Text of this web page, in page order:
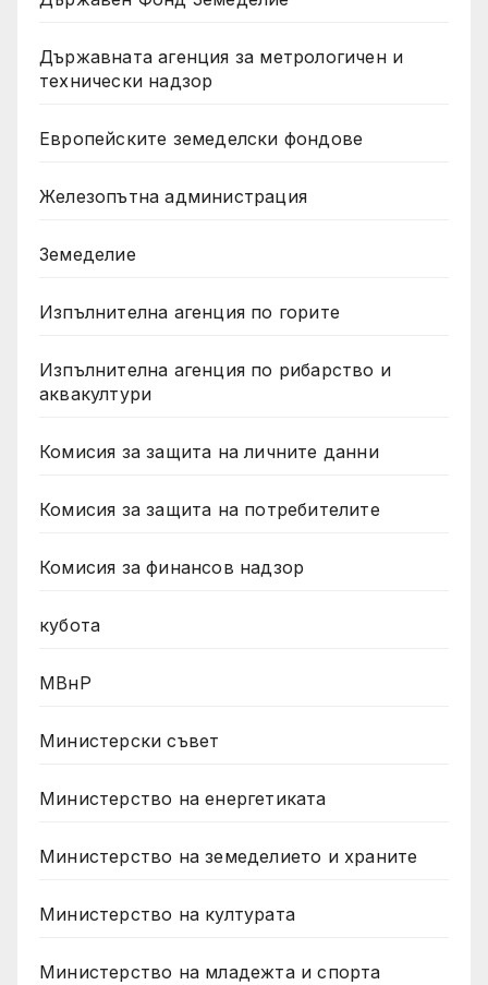
Държавната агенция за метрологичен и
технически надзор
Европейските земеделски фондове
Железопътна администрация
Земеделие
Изпълнителна агенция по горите
Изпълнителна агенция по рибарство и
аквакултури
Комисия за защита на личните данни
Комисия за защита на потребителите
Комисия за финансов надзор
кубота
МВнР
Министерски съвет
Министерство на енергетиката
Министерство на земеделието и храните
Министерство на културата
Министерство на младежта и спорта